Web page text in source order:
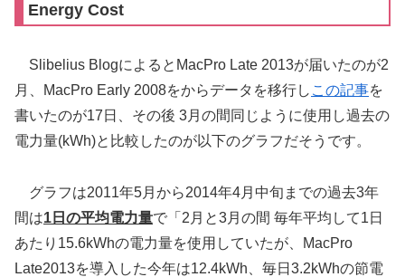
Energy Cost
Slibelius BlogによるとMacPro Late 2013が届いたのが2
月、MacPro Early 2008をからデータを移行し この記事を
書いたのが17日、その後 3月の間同じように使用し過去の
電力量(kWh)と比較したのが以下のグラフだそうです。
グラフは2011年5月から2014年4月中旬までの過去3年
間は1日の平均電力量で「2月と3月の間 毎年平均して1日
あたり15.6kWhの電力量を使用していたが、MacPro
Late2013を導入した今年は12.4kWh、毎日3.2kWhの節電